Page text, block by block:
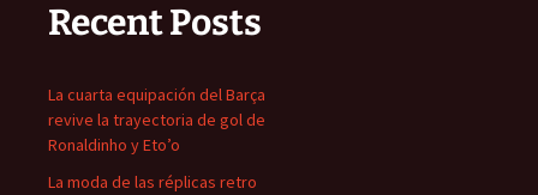
Recent Posts
La cuarta equipación del Barça
revive la trayectoria de gol de
Ronaldinho y Eto’o
La moda de las réplicas retro